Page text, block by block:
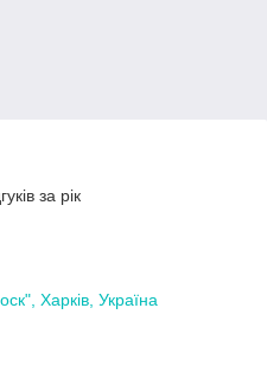
за рік
Харків, Україна